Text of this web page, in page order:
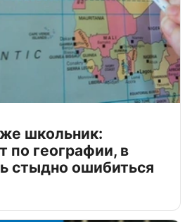
школьник:
по географии, в
стыдно ошибиться